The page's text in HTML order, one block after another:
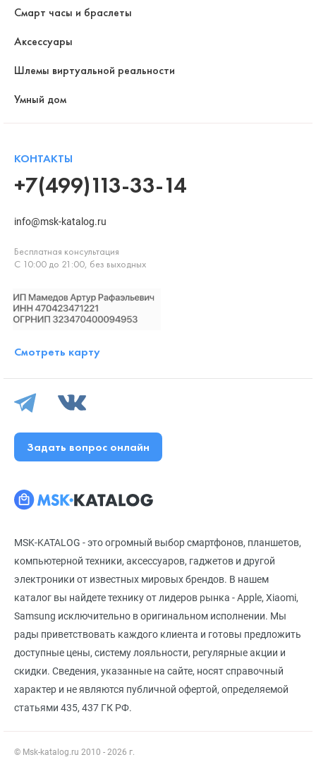
MSK-KATALOG - это огромный выбор смартфонов, планшетов,
компьютерной техники, аксессуаров, гаджетов и другой
электроники от известных мировых брендов. В нашем
каталог вы найдете технику от лидеров рынка - Apple, Xiaomi,
Samsung исключительно в оригинальном исполнении. Мы
рады приветствовать каждого клиента и готовы предложить
доступные цены, систему лояльности, регулярные акции и
скидки. Сведения, указанные на сайте, носят справочный
характер и не являются публичной офертой, определяемой
статьями 435, 437 ГК РФ.
© Msk-katalog.ru 2010 - 2026 г.
Смарт часы и браслеты
Аксессуары
Шлемы виртуальной реальности
Умный дом
КОНТАКТЫ
+7(499)113-33-14
info@msk-katalog.ru
Бесплатная консультация
С 10:00 до 21:00, без выходных
Смотреть карту
Задать вопрос онлайн